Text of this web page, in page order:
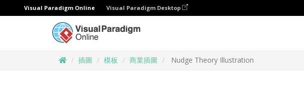
Visual Paradigm Online Visual Paradigm Desktop
插圖 模板 商業插圖 Nudge Theory Illustration